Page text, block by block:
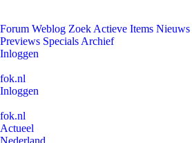
Forum Weblog Zoek Actieve Items Nieuws
Previews Specials Archief
Inloggen
fok.nl
Inloggen
fok.nl
Actueel
Nederland